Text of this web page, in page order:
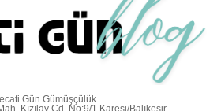
Gün Gümüşçülük
Kızılay Cd. No:9/1 Karesi/Balıkesir